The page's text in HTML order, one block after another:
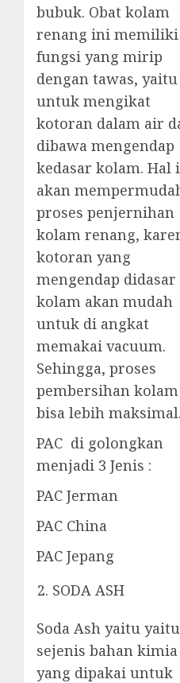
bubuk. Obat kolam
renang ini memiliki
fungsi yang mirip
dengan tawas, yaitu
untuk mengikat
kotoran dalam air
dibawa mengendap
kedasar kolam. Hal
akan
proses penjernihan
kolam renang,
kotoran yang
mengendap didasar
kolam akan mudah
untuk di angkat
memakai vacuum.
Sehingga, proses
pembersihan kolam
bisa lebih maksimal.
PAC di golongkan
menjadi 3 Jenis :
PAC Jerman
PAC China
PAC Jepang
SODA ASH
Soda Ash yaitu yaitu
sejenis bahan kimia
yang dipakai untuk